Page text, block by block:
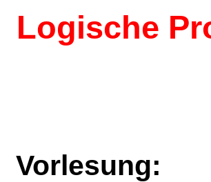
Logische
Vorlesung: